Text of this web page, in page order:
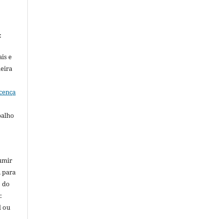
e
para
do
ou